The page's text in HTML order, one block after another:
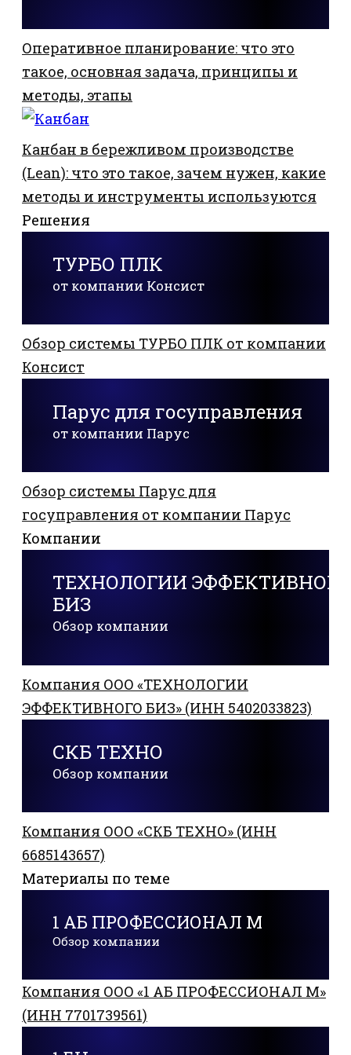
Оперативное планирование: что это
такое, основная задача, принципы и
методы, этапы
Канбан в бережливом производстве
(Lean): что это такое, зачем нужен, какие
методы и инструменты используются
Решения
ТУРБО ПЛК
от компании Консист
Обзор системы ТУРБО ПЛК от компании
Консист
Парус для госуправления
от компании Парус
Обзор системы Парус для
госуправления от компании Парус
Компании
ТЕХНОЛОГИИ ЭФФЕКТИВНОГО
БИЗ
Обзор компании
Компания ООО «ТЕХНОЛОГИИ
ЭФФЕКТИВНОГО БИЗ» (ИНН 5402033823)
СКБ ТЕХНО
Обзор компании
Компания ООО «СКБ ТЕХНО» (ИНН
6685143657)
Материалы по теме
1 АБ ПРОФЕССИОНАЛ М
Обзор компании
Компания ООО «1 АБ ПРОФЕССИОНАЛ М»
(ИНН 7701739561)